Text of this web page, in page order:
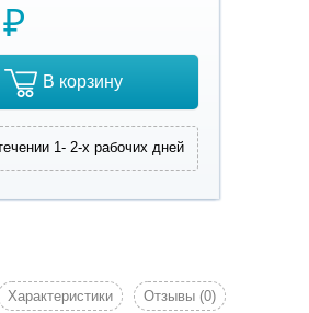
В корзину
1- 2-х рабочих дней
Характеристики Отзывы (0)